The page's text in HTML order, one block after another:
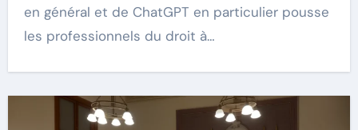
en général et de ChatGPT en particulier pousse
les professionnels du droit à…